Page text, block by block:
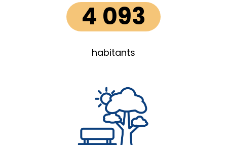
4 093
habitants